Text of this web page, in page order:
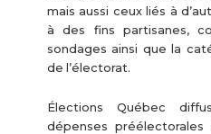
mais aussi ceux liés à
à des fins partisanes,
sondages ainsi que la
de l’électorat.
Élections Québec
dépenses